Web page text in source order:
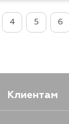
4 5 6
Клиентам